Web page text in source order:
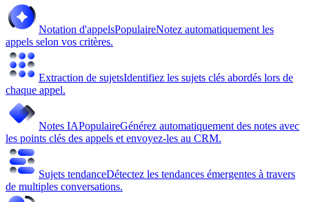
Notation d'appelsPopulaireNotez automatiquement les
appels selon vos critères.
Extraction de sujetsIdentifiez les sujets clés abordés lors de
chaque appel.
Notes IAPopulaireGénérez automatiquement des notes avec
les points clés des appels et envoyez-les au CRM.
Sujets tendanceDétectez les tendances émergentes à travers
de multiples conversations.